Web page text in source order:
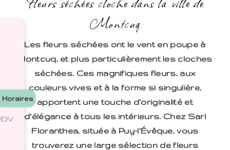
Montcuq
Les fleurs séchées ont le vent en poupe à
Montcuq, et plus particulièrement les cloches
séchées. Ces magnifiques fleurs, aux
couleurs vives et à la forme si singulière,
apportent une touche d'originalité et
d'élégance à tous les intérieurs. Chez Sarl
Floranthea, située à Puy-l'Évêque, vous
trouverez une large sélection de fleurs
Horaires